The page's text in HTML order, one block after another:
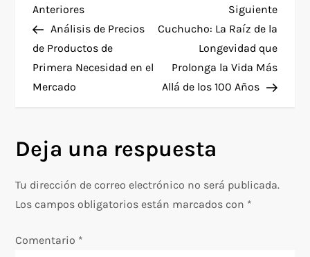
N
a
v
g
a
c
i
Entrada
anterior
Anteriores
Análisis de Precios
de Productos de
Primera Necesidad en el
Mercado
Siguiente
Cuchucho: La Raíz de la
Longevidad que
Prolonga la Vida Más
Allá de los 100 Años
Deja una respuesta
Tu dirección de correo electrónico no será publicada.
Los campos obligatorios están marcados con *
Comentario *